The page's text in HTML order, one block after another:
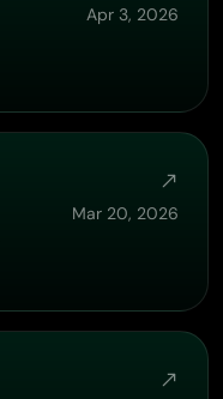
Apr 3, 2026
Mar 20, 2026